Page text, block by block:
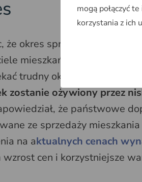
że okres sprzedaży się
mieszkań decydują się
trudny okres, planują
zostanie ożywiony przez
że państwowe
ze sprzedaży
na aktualnych cenach
wzrost cen i korzystniejsze
mogą połączyć
korzystania z ich